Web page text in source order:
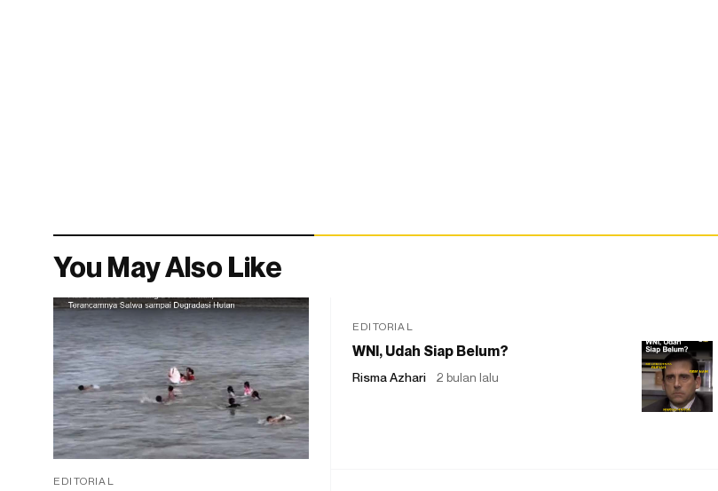
You May Also Like
EDITORIAL
EDITORIAL
WNI, Udah Siap Belum?
Risma Azhari 2 bulan lalu